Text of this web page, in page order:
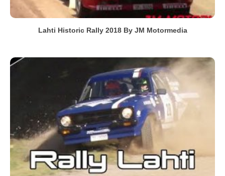
Lahti Historic Rally 2018 By JM Motormedia